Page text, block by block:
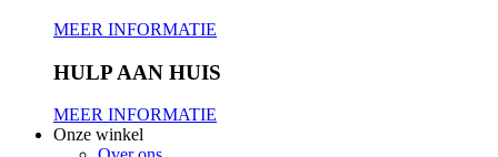
MEER INFORMATIE
HULP AAN HUIS
MEER INFORMATIE
Onze winkel